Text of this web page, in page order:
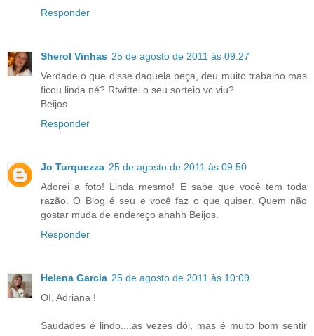
Responder
Sherol Vinhas 25 de agosto de 2011 às 09:27
Verdade o que disse daquela peça, deu muito trabalho mas
ficou linda né? Rtwittei o seu sorteio vc viu?
Beijos
Responder
Jo Turquezza 25 de agosto de 2011 às 09:50
Adorei a foto! Linda mesmo! E sabe que você tem toda
razão. O Blog é seu e você faz o que quiser. Quem não
gostar muda de endereço ahahh Beijos.
Responder
Helena Garcia 25 de agosto de 2011 às 10:09
OI, Adriana !
Saudades é lindo....as vezes dói, mas é muito bom sentir